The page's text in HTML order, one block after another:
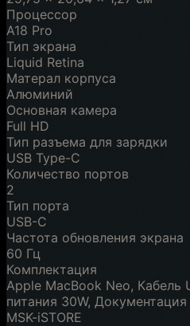
Процессор
A18 Pro
Тип экрана
Liquid Retina
Матерал корпуса
Алюминий
Основная камера
Full HD
Тип разъема для зарядки
USB Type-C
Количество портов
2
Тип порта
USB-C
Частота обновления экрана
60 Гц
Комплектация
Apple MacBook Neo, Кабель
питания 30W, Документация
MSK-iSTORE